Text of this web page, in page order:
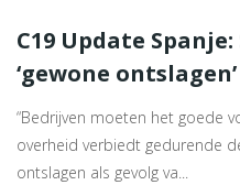
C19 Update
‘gewone
“Bedrijven moeten het goede
overheid verbiedt gedurende
ontslagen als gevolg va...